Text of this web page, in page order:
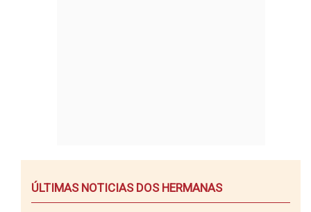
ÚLTIMAS NOTICIAS DOS HERMANAS